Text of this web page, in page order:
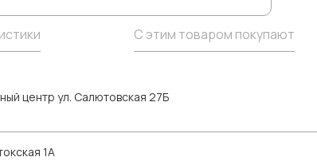
С этим товаром покупают
центр ул. Салютовская 27Б
1А